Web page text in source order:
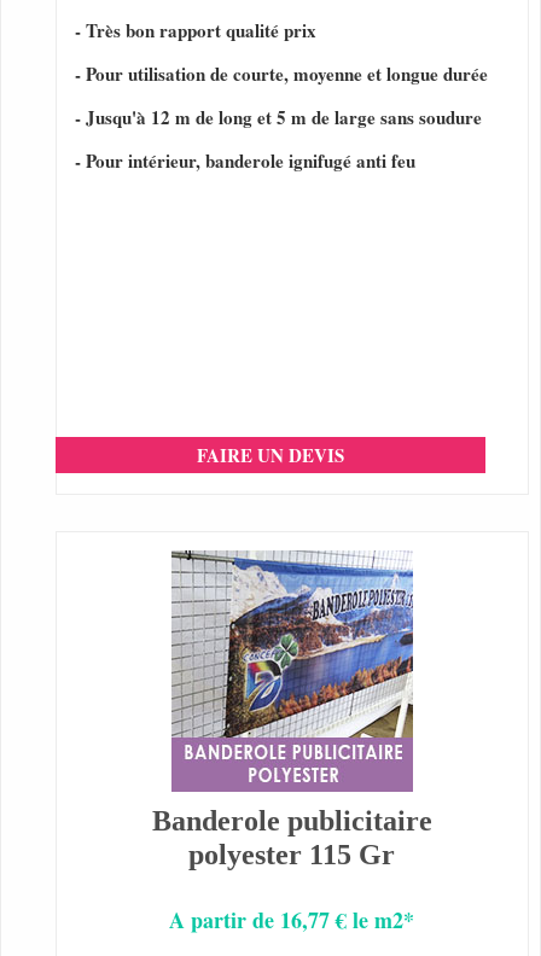
- Très bon rapport qualité prix
- Pour utilisation de courte, moyenne et longue durée
- Jusqu'à 12 m de long et 5 m de large sans soudure
- Pour intérieur, banderole ignifugé anti feu
FAIRE UN DEVIS
Banderole publicitaire
polyester 115 Gr
A partir de 16,77 € le m2*